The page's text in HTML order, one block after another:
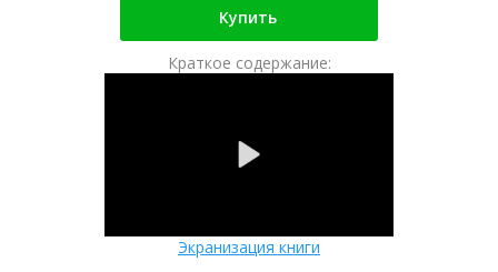
Купить
Краткое содержание:
Экранизация книги